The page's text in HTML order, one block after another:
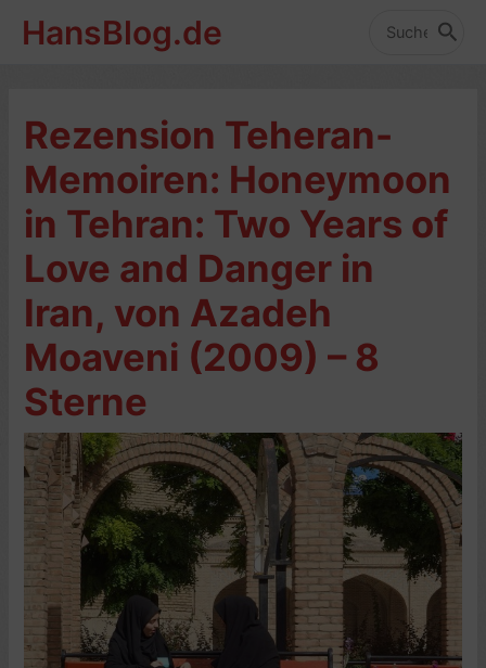
InhaltHansBlog.de
Search
Rezension Teheran-
Memoiren: Honeymoon
in Tehran: Two Years of
Love and Danger in
Iran, von Azadeh
Moaveni (2009) – 8
Sterne